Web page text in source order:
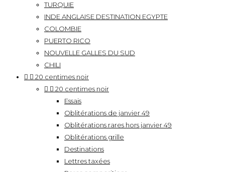
TURQUIE
INDE ANGLAISE DESTINATION EGYPTE
COLOMBIE
PUERTO RICO
NOUVELLE GALLES DU SUD
CHILI
  20 centimes noir
  20 centimes noir
Essais
Oblitérations de janvier 49
Oblitérations rares hors janvier 49
Oblitérations grille
Destinations
Lettres taxées